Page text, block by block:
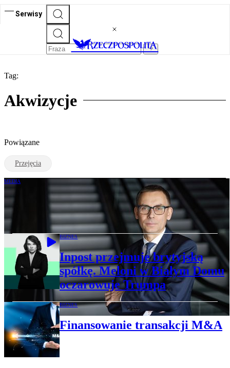
Serwisy
Tag:
Akwizycje
Powiązane
Przejęcia
MEDIA
Ważna transakcja na rynku medialnym.
Grupa PTWP przejmuje spółkę Elamed
BIZNES
Inpost przejmuje brytyjską
spółkę. Meloni w Białym Domu
oczarowuje Trumpa
BIZNES
Finansowanie transakcji M&A